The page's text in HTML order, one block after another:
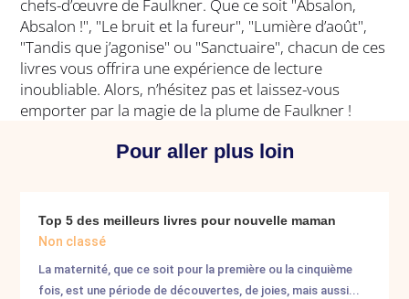
chefs-d’œuvre de Faulkner. Que ce soit "Absalon,
Absalon !", "Le bruit et la fureur", "Lumière d’août",
"Tandis que j’agonise" ou "Sanctuaire", chacun de ces
livres vous offrira une expérience de lecture
inoubliable. Alors, n’hésitez pas et laissez-vous
emporter par la magie de la plume de Faulkner !
Pour aller plus loin
Top 5 des meilleurs livres pour nouvelle maman
Non classé
La maternité, que ce soit pour la première ou la cinquième
fois, est une période de découvertes, de joies, mais aussi...